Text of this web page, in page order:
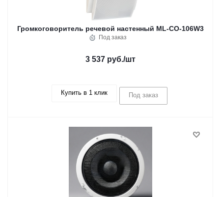
Громкоговоритель речевой настенный ML-СO-106W3
Под заказ
3 537 руб./шт
Купить в 1 клик Под заказ